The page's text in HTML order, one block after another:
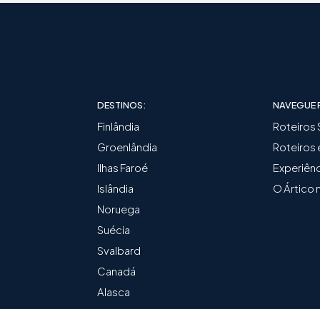
DESTINOS:
Finlândia
Groenlândia
Ilhas Faroé
Islândia
Noruega
Suécia
Svalbard
Canadá
Alasca
NAVEGUE
Roteiros
Roteiros
O Ártico